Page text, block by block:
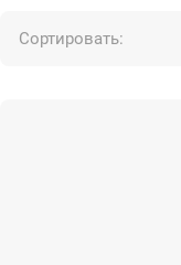
Сортировать: